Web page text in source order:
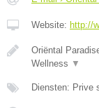
Website: http://
Oriëntal
Wellness ▼
Diensten: Prive